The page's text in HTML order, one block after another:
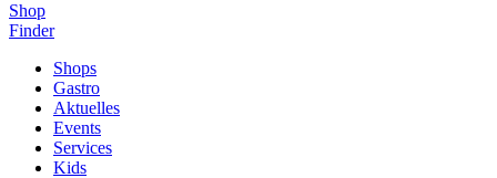
Shop
Finder
Shops
Gastro
Aktuelles
Events
Services
Kids